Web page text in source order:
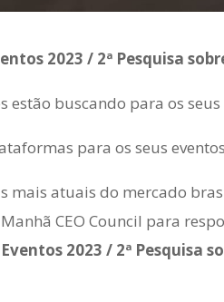
2023 / 2ª Pesquisa
estão buscando para os seus
para os seus
mais atuais do mercado
CEO Council para
2023 / 2ª Pesquisa